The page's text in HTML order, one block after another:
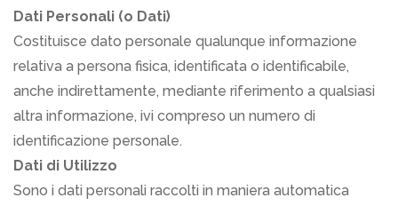
Dati Personali (o Dati)
Costituisce dato personale qualunque informazione
relativa a persona fisica, identificata o identificabile,
anche indirettamente, mediante riferimento a qualsiasi
altra informazione, ivi compreso un numero di
identificazione personale.
Dati di Utilizzo
Sono i dati personali raccolti in maniera automatica